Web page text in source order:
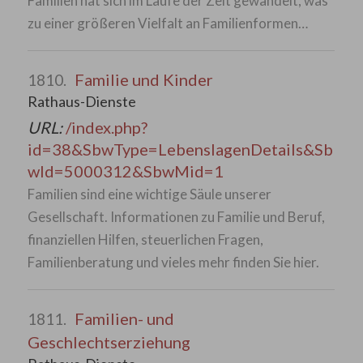
zu einer größeren Vielfalt an Familienformen…
1810. Familie und Kinder
Rathaus-Dienste
URL:/index.php?
id=38&SbwType=LebenslagenDetails&Sb
wId=5000312&SbwMid=1
Familien sind eine wichtige Säule unserer
Gesellschaft. Informationen zu Familie und Beruf,
finanziellen Hilfen, steuerlichen Fragen,
Familienberatung und vieles mehr finden Sie hier.
1811. Familien- und
Geschlechtserziehung